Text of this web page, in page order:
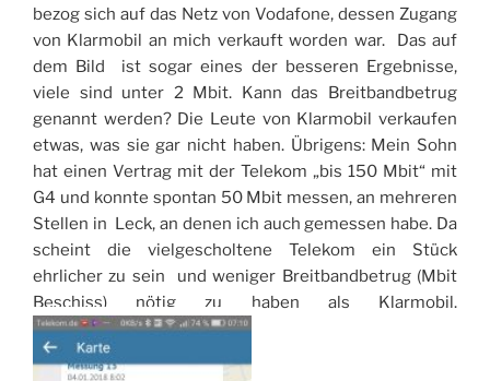
bezog sich auf das Netz von Vodafone, dessen Zugang
von Klarmobil an mich verkauft worden war. Das auf
dem Bild ist sogar eines der besseren Ergebnisse,
viele sind unter 2 Mbit. Kann das Breitbandbetrug
genannt werden? Die Leute von Klarmobil verkaufen
etwas, was sie gar nicht haben. Übrigens: Mein Sohn
hat einen Vertrag mit der Telekom „bis 150 Mbit“ mit
G4 und konnte spontan 50 Mbit messen, an mehreren
Stellen in Leck, an denen ich auch gemessen habe. Da
scheint die vielgescholtene Telekom ein Stück
ehrlicher zu sein und weniger Breitbandbetrug (Mbit
Beschiss) nötig zu haben als Klarmobil.